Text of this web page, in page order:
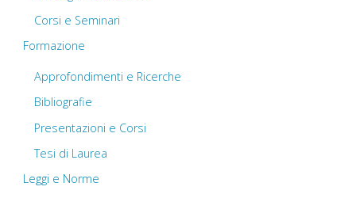
Corsi e Seminari
Formazione
Approfondimenti e Ricerche
Bibliografie
Presentazioni e Corsi
Tesi di Laurea
Leggi e Norme